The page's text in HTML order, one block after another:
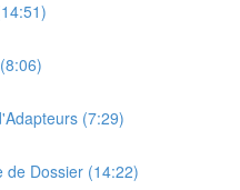
(7:29)
de Dossier (14:22)